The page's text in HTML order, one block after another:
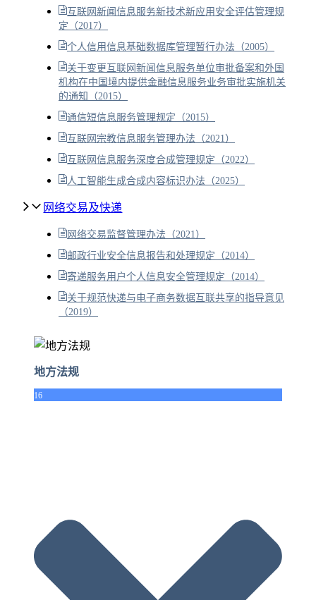
互联网新闻信息服务新技术新应用安全评估管理规
定（2017）
个人信用信息基础数据库管理暂行办法（2005）
关于变更互联网新闻信息服务单位审批备案和外国
机构在中国境内提供金融信息服务业务审批实施机关
的通知（2015）
通信短信息服务管理规定（2015）
互联网宗教信息服务管理办法（2021）
互联网信息服务深度合成管理规定（2022）
人工智能生成合成内容标识办法（2025）
网络交易及快递
网络交易监督管理办法（2021）
邮政行业安全信息报告和处理规定（2014）
寄递服务用户个人信息安全管理规定（2014）
关于规范快递与电子商务数据互联共享的指导意见
（2019）
地方法规
16